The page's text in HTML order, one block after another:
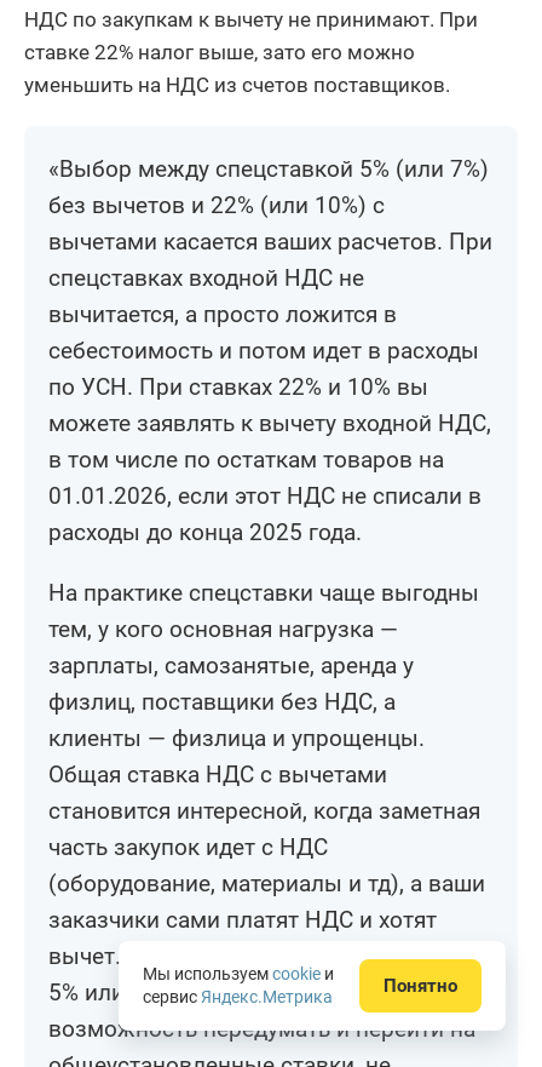
НДС по закупкам к вычету не принимают. При
ставке 22% налог выше, зато его можно
уменьшить на НДС из счетов поставщиков.
«Выбор между спецставкой 5% (или 7%)
без вычетов и 22% (или 10%) с
вычетами касается ваших расчетов. При
спецставках входной НДС не
вычитается, а просто ложится в
себестоимость и потом идет в расходы
по УСН. При ставках 22% и 10% вы
можете заявлять к вычету входной НДС,
в том числе по остаткам товаров на
01.01.2026, если этот НДС не списали в
расходы до конца 2025 года.
На практике спецставки чаще выгодны
тем, у кого основная нагрузка —
зарплаты, самозанятые, аренда у
физлиц, поставщики без НДС, а
клиенты — физлица и упрощенцы.
Общая ставка НДС с вычетами
становится интересной, когда заметная
часть закупок идет с НДС
(оборудование, материалы и тд), а ваши
заказчики сами платят НДС и хотят
вычет. Если вы промахнулись, выбрав
5% или 7% в 2026 году, у вас есть
возможность передумать и перейти на
Мы используемcookie и
сервис Яндекс.Метрика Понятно